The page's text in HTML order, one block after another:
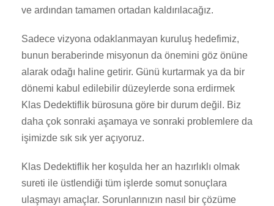
ve ardından tamamen ortadan kaldırılacağız.
Sadece vizyona odaklanmayan kuruluş hedefimiz,
bunun beraberinde misyonun da önemini göz önüne
alarak odağı haline getirir. Günü kurtarmak ya da bir
dönemi kabul edilebilir düzeylerde sona erdirmek
Klas Dedektiflik bürosuna göre bir durum değil. Biz
daha çok sonraki aşamaya ve sonraki problemlere da
işimizde sık sık yer açıyoruz.
Klas Dedektiflik her koşulda her an hazırlıklı olmak
sureti ile üstlendiği tüm işlerde somut sonuçlara
ulaşmayı amaçlar. Sorunlarınızın nasıl bir çözüme